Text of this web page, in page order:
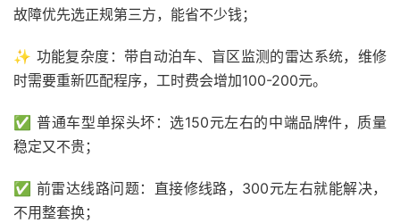
故障优先选正规第三方，能省不少钱；
✨ 功能复杂度：带自动泊车、盲区监测的雷达系统，维修
时需要重新匹配程序，工时费会增加100-200元。
✅ 普通车型单探头坏：选150元左右的中端品牌件，质量
稳定又不贵；
✅ 前雷达线路问题：直接修线路，300元左右就能解决，
不用整套换；